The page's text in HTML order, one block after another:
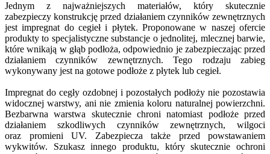
Jednym z najważniejszych materiałów, który skutecznie
zabezpieczy konstrukcję przed działaniem czynników zewnętrznych
jest impregnat do cegieł i płytek. Proponowane w naszej ofercie
produkty to specjalistyczne substancje o jednolitej, mlecznej barwie,
które wnikają w głąb podłoża, odpowiednio je zabezpieczając przed
działaniem czynników zewnętrznych. Tego rodzaju zabieg
wykonywany jest na gotowe podłoże z płytek lub cegieł.
Impregnat do cegły ozdobnej i pozostałych podłoży nie pozostawia
widocznej warstwy, ani nie zmienia koloru naturalnej powierzchni.
Bezbarwna warstwa skutecznie chroni natomiast podłoże przed
działaniem szkodliwych czynników zewnętrznych, wilgoci
oraz promieni UV. Zabezpiecza także przed powstawaniem
wykwitów. Szukasz innego produktu, który skutecznie ochroni